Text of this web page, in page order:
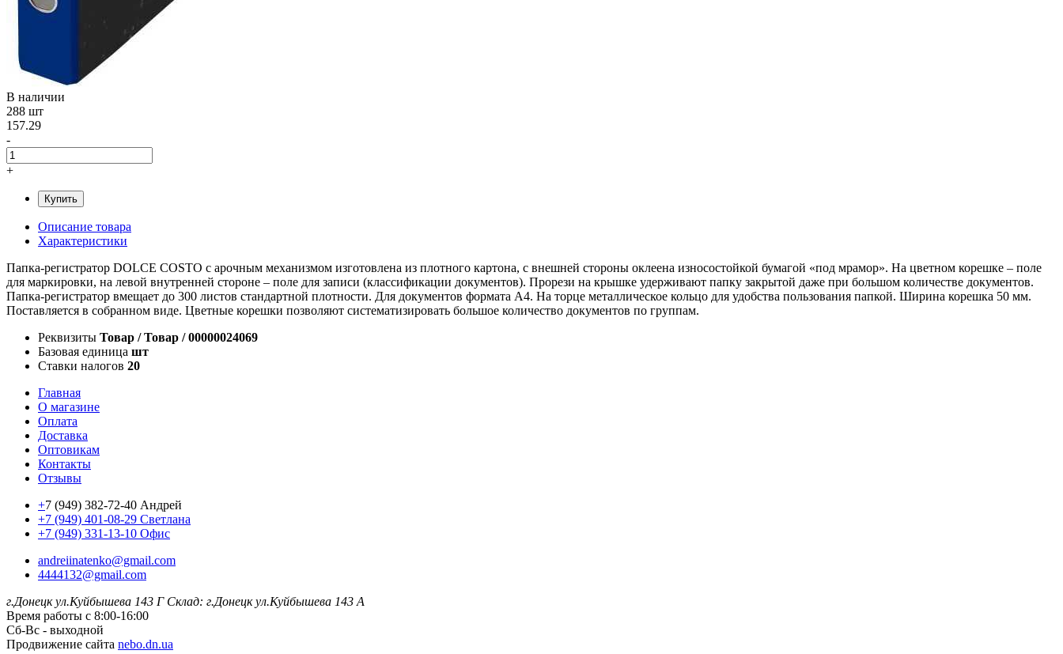
В наличии
288 шт
157.29
-
+
Купить
Описание товара
Характеристики
Папка-регистратор DOLCE COSTO с арочным механизмом изготовлена из плотного картона, с внешней стороны оклеена износостойкой бумагой «под мрамор». На цветном корешке – поле
для маркировки, на левой внутренней стороне – поле для записи (классификации документов). Прорези на крышке удерживают папку закрытой даже при большом количестве документов.
Папка-регистратор вмещает до 300 листов стандартной плотности. Для документов формата А4. На торце металлическое кольцо для удобства пользования папкой. Ширина корешка 50 мм.
Поставляется в собранном виде. Цветные корешки позволяют систематизировать большое количество документов по группам.
Реквизиты Товар / Товар / 00000024069
Базовая единица шт
Ставки налогов 20
Главная
О магазине
Оплата
Доставка
Оптовикам
Контакты
Отзывы
+7 (949) 382-72-40 Андрей
+7 (949) 401-08-29 Светлана
+7 (949) 331-13-10 Офис
andreiinatenko@gmail.com
4444132@gmail.com
г.Донецк ул.Куйбышева 143 Г Склад: г.Донецк ул.Куйбышева 143 А
Время работы с 8:00-16:00
Сб-Вс - выходной
Продвижение сайта nebo.dn.ua